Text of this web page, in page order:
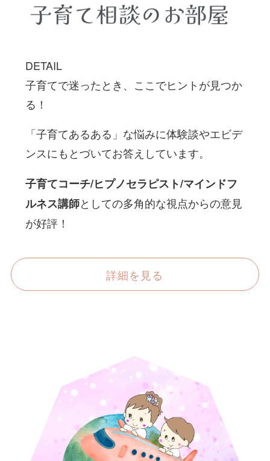
DETAIL
子育てで迷ったとき、ここでヒントが見つか
る！
「子育てあるある」な悩みに体験談やエビデ
ンスにもとづいてお答えしています。
子育てコーチ/ヒプノセラピスト/マインドフ
ルネス講師としての多角的な視点からの意見
が好評！
詳細を見る